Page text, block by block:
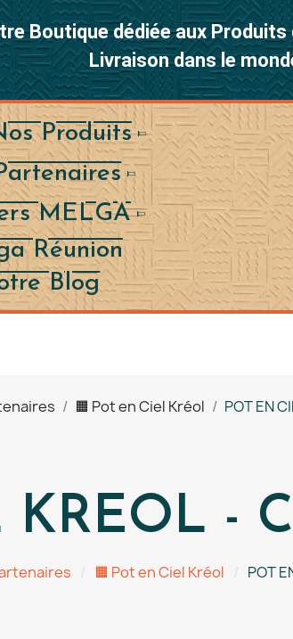
Boutique dédiée aux Produits
Livraison dans le
Produits
MELGA
Réunion
Blog
🟧 Pot en Ciel Kréol POT EN
KREOL -
🟧 Pot en Ciel Kréol
POT